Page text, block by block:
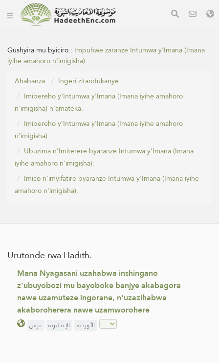
Gushyira mu byiciro.: Impuhwe zaranze Intumwa y'Imana (Imana
iyihe amahoro n'imigisha).
Ahabanza.
Ingeri zitandukanye.
Imibereho y'Intumwa y'Imana (Imana iyihe amahoro
n'imigisha) n'amateka.
Imibereho y'Intumwa y'Imana (Imana iyihe amahoro
n'imigisha).
Ubuzima n'Imiterere byaranze Intumwa y'Imana (Imana
iyihe amahoro n'imigisha).
Imico n'imyifatire byaranze Intumwa y'Imana (Imana iyihe
amahoro n'imigisha).
Urutonde rwa Hadith.
Mana Nyagasani uzahabwa inshingano
z'ubuyobozi mu bayoboke banjye akabagora
nawe uzamuteze ingorane, n'uzazihabwa
akaboroherera nawe uzamworohere
عربي الإنجليزية الأوردية